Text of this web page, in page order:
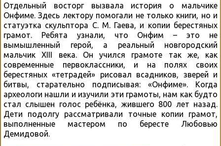
Отдельный восторг вызвала история о мальчике
Онфиме. Здесь лектору помогали не только книги, но и
статуэтка скульптора С. М. Гаева, и копии берестяных
грамот. Ребята узнали, что Онфим – это не
вымышленный герой, а реальный новгородский
мальчик XIII века. Он учился грамоте так же, как
современные первоклассники, и на полях своих
берестяных «тетрадей» рисовал всадников, зверей и
битвы, старательно подписывая: «Онфиме». Когда
археологи нашли и изучили эти грамоты, нам как будто
стал слышен голос ребёнка, жившего 800 лет назад.
Дети подолгу рассматривали точные копии грамот,
выполненные мастером по бересте Любовью
Демидовой.